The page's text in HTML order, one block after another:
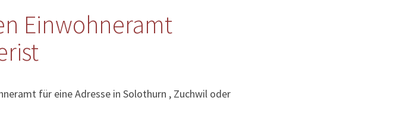
Einwohneramt
für eine Adresse in Solothurn , Zuchwil oder